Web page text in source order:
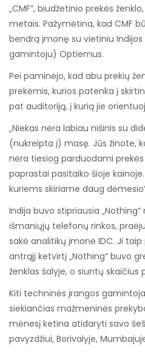
„CMF“, biudžetinio prekės
metais. Pažymėtina, kad CMF
bendrą įmonę su vietiniu
gamintoju) Optiemus.
Pei paminėjo, kad abu prekių
prekėmis, kurios patenka į
pat auditoriją, į kurią jie
„Niekas nėra labiau nišinis su
(nukreipta į) masę. Jūs žinote,
nėra tiesiog parduodami
paprastai pasitaiko šioje
kuriems skiriame daug
Indija buvo stipriausia
išmaniųjų telefonų rinkos,
sakė analitikų įmonė IDC. Ji
antrąjį ketvirtį „Nothing“ buvo
ženklas šalyje, o siuntų
Kiti techninės įrangos
siekiančias mažmeninės
mėnesį ketina atidaryti savo
pavyzdžiui, Borivalyje,